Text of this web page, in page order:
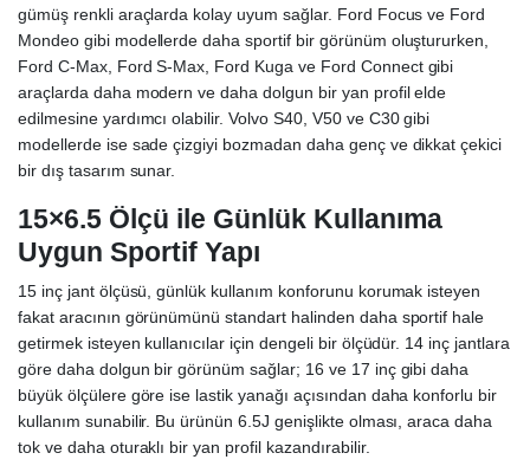
gümüş renkli araçlarda kolay uyum sağlar. Ford Focus ve Ford
Mondeo gibi modellerde daha sportif bir görünüm oluştururken,
Ford C-Max, Ford S-Max, Ford Kuga ve Ford Connect gibi
araçlarda daha modern ve daha dolgun bir yan profil elde
edilmesine yardımcı olabilir. Volvo S40, V50 ve C30 gibi
modellerde ise sade çizgiyi bozmadan daha genç ve dikkat çekici
bir dış tasarım sunar.
15×6.5 Ölçü ile Günlük Kullanıma
Uygun Sportif Yapı
15 inç jant ölçüsü, günlük kullanım konforunu korumak isteyen
fakat aracının görünümünü standart halinden daha sportif hale
getirmek isteyen kullanıcılar için dengeli bir ölçüdür. 14 inç jantlara
göre daha dolgun bir görünüm sağlar; 16 ve 17 inç gibi daha
büyük ölçülere göre ise lastik yanağı açısından daha konforlu bir
kullanım sunabilir. Bu ürünün 6.5J genişlikte olması, araca daha
tok ve daha oturaklı bir yan profil kazandırabilir.